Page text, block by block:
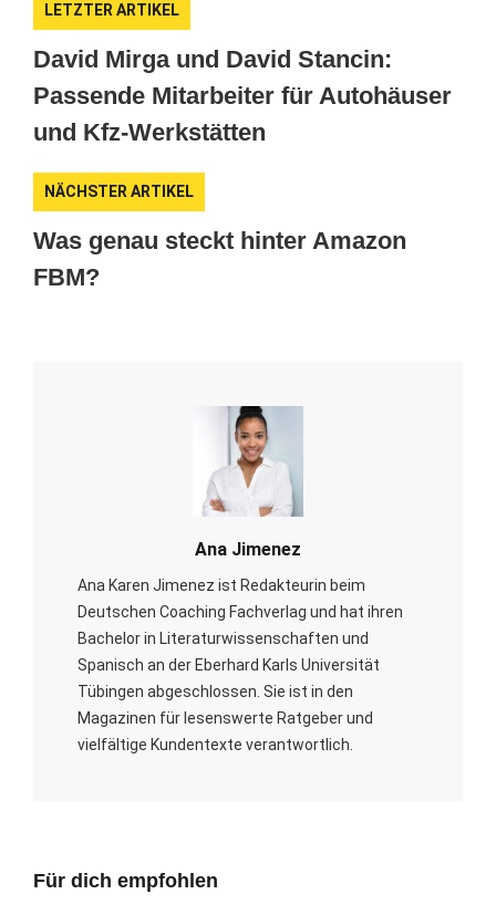
LETZTER ARTIKEL
David Mirga und David Stancin:
Passende Mitarbeiter für Autohäuser
und Kfz-Werkstätten
NÄCHSTER ARTIKEL
Was genau steckt hinter Amazon
FBM?
Ana Jimenez
Ana Karen Jimenez ist Redakteurin beim
Deutschen Coaching Fachverlag und hat ihren
Bachelor in Literaturwissenschaften und
Spanisch an der Eberhard Karls Universität
Tübingen abgeschlossen. Sie ist in den
Magazinen für lesenswerte Ratgeber und
vielfältige Kundentexte verantwortlich.
Für dich empfohlen